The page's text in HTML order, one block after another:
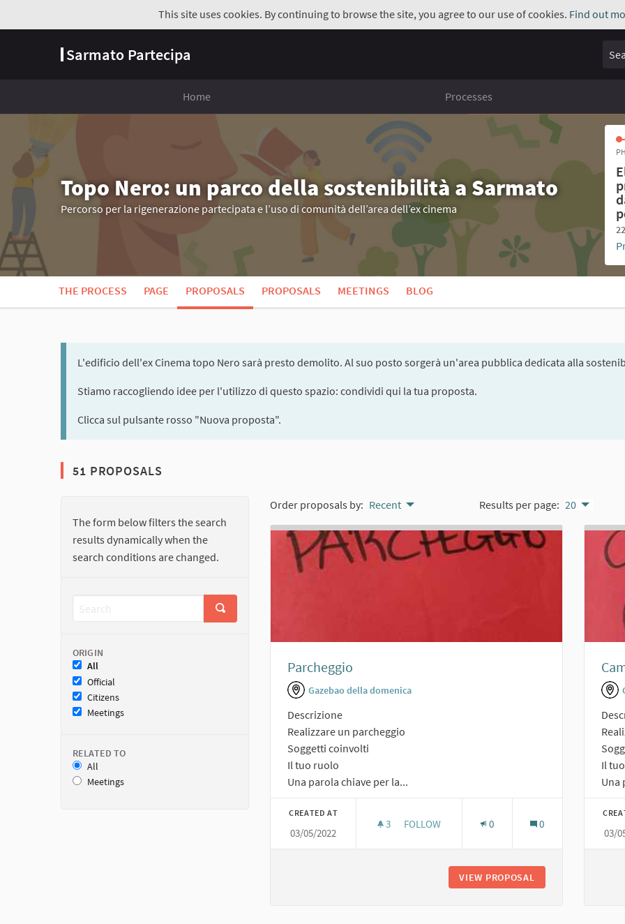
This site uses cookies. By continuing to browse the site, you agree to our use of cookies. Find out
Sarmato Partecipa Search
Home Processes
Topo Nero: un parco della sostenibilità a Sarmato
Percorso per la rigenerazione partecipata e l’uso di comunità dell’area dell’ex cinema
THE PROCESS PAGE PROPOSALS PROPOSALS MEETINGS BLOG
L'edificio dell'ex Cinema topo Nero sarà presto demolito. Al suo posto sorgerà un'area pubblica dedicata alla
Stiamo raccogliendo idee per l'utilizzo di questo spazio: condividi qui la tua proposta.
Clicca sul pulsante rosso "Nuova proposta".
51 PROPOSALS
The form below filters the search
results dynamically when the
search conditions are changed.
ORIGIN
All
Official
Citizens
Meetings
RELATED TO
All
Meetings
Order proposals by: Recent Results per page: 20
Parcheggio
Gazebao della domenica
Descrizione
Realizzare un parcheggio
Soggetti coinvolti
Il tuo ruolo
Una parola chiave per la...
CREATED AT
03/05/2022
3 3 FOLLOWERS
FOLLOW 0 0
VIEW PROPOSAL
Il
Una
03/